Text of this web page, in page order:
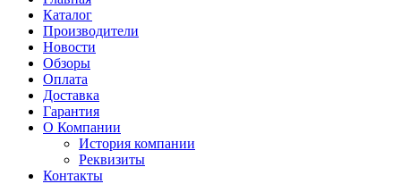
Каталог
Производители
Новости
Обзоры
Оплата
Доставка
Гарантия
О Компании
История компании
Реквизиты
Контакты